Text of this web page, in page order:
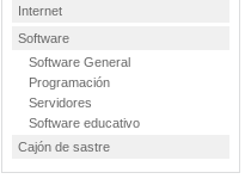
Internet
Software
Software General
Programación
Servidores
Software educativo
Cajón de sastre